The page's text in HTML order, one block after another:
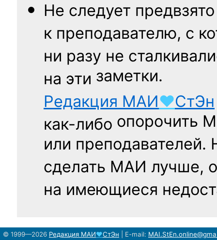
Не следует
к преподавателю, с
ни разу не
на эти заметки.
Редакция МАИ♥СтЭн
как-либо опорочить
или
сделать МАИ лучше,
на имеющиеся
© 1999—2026 Редакция МАИ♥СтЭн E-mail: